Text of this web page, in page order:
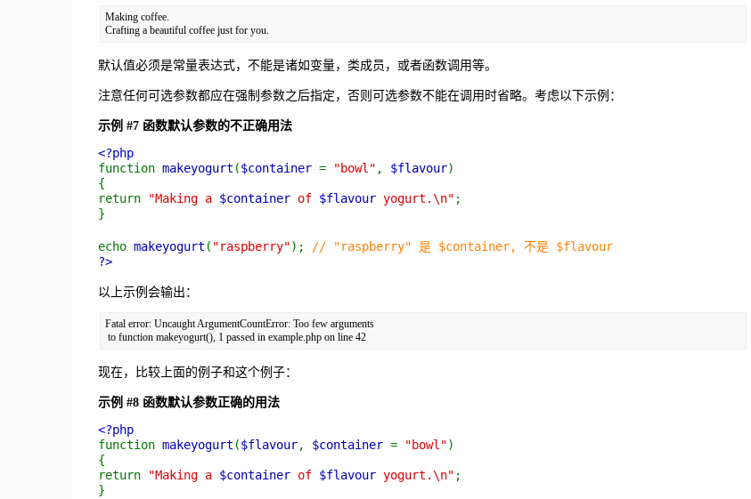
Making coffee.
默认值必须是常量表达式，不能是诸如变量，类成员，或者函数调用等。
注意任何可选参数都应在强制参数之后指定，否则可选参数不能在调用时省略。考虑以下示例：
示例 #7 函数默认参数的不正确用法
<?php
function makeyogurt ($container = "bowl" , $flavour)
{
return
"Making a $containerof $flavouryogurt.\n" ;
}
echo makeyogurt ( "raspberry"); // "raspberry" 是 $container, 不是 $flavour
?>
以上示例会输出：
Fatal error: Uncaught ArgumentCountError: Too few arguments
to function makeyogurt(), 1 passed in example.php on line 42
现在，比较上面的例子和这个例子：
示例 #8 函数默认参数正确的用法
<?php
function makeyogurt ($flavour, $container = "bowl")
{
return
"Making a $containerof $flavouryogurt.\n" ;
}